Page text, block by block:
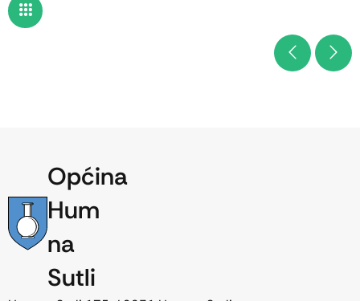
Općina
Hum
na
Sutli